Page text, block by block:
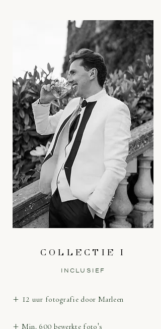
COLLECTIE I
INCLUSIEF
+ 12 uur fotografie door Marleen
+ Min. 600 bewerkte foto's